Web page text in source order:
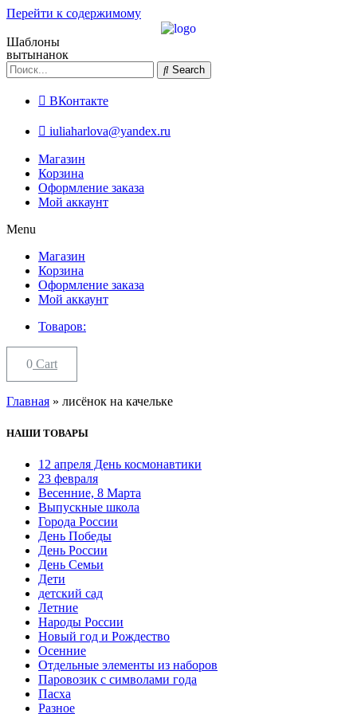
Перейти к содержимому
Шаблоны
вытынанок
Search
ВКонтакте
iuliaharlova@yandex.ru
Магазин
Корзина
Оформление заказа
Мой аккаунт
Menu
Магазин
Корзина
Оформление заказа
Мой аккаунт
Товаров:
0 Cart
Главная » лисёнок на качельке
НАШИ ТОВАРЫ
12 апреля День космонавтики
23 февраля
Весенние, 8 Марта
Выпускные школа
Города России
День Победы
День России
День Семьи
Дети
детский сад
Летние
Народы России
Новый год и Рождество
Осенние
Отдельные элементы из наборов
Паровозик с символами года
Пасха
Разное